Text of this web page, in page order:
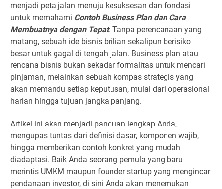
menjadi peta jalan menuju kesuksesan dan fondasi
untuk memahami Contoh Business Plan dan Cara
Membuatnya dengan Tepat. Tanpa perencanaan yang
matang, sebuah ide bisnis brilian sekalipun berisiko
besar untuk gagal di tengah jalan. Business plan atau
rencana bisnis bukan sekadar formalitas untuk mencari
pinjaman, melainkan sebuah kompas strategis yang
akan memandu setiap keputusan, mulai dari operasional
harian hingga tujuan jangka panjang.
Artikel ini akan menjadi panduan lengkap Anda,
mengupas tuntas dari definisi dasar, komponen wajib,
hingga memberikan contoh konkret yang mudah
diadaptasi. Baik Anda seorang pemula yang baru
merintis UMKM maupun founder startup yang mengincar
pendanaan investor, di sini Anda akan menemukan